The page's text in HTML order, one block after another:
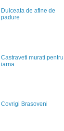
Dulceata de afine de
padure
Castraveti murati pentru
iarna
Covrigi Brasoveni